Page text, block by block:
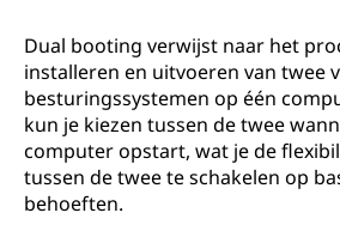
Dual booting verwijst naar het
installeren en uitvoeren van twee
besturingssystemen op één
kun je kiezen tussen de twee
computer opstart, wat je de
tussen de twee te schakelen op
behoeften.